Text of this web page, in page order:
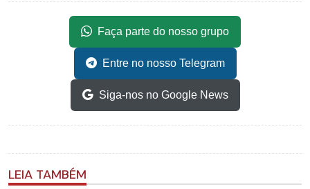
Faça parte do nosso grupo
Entre no nosso Telegram
Siga-nos no Google News
LEIA TAMBÉM